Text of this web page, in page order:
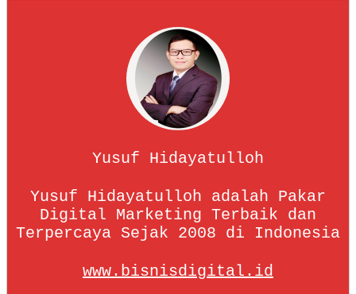
Yusuf Hidayatulloh
Yusuf Hidayatulloh adalah Pakar
Digital Marketing Terbaik dan
Terpercaya Sejak 2008 di Indonesia
www.bisnisdigital.id